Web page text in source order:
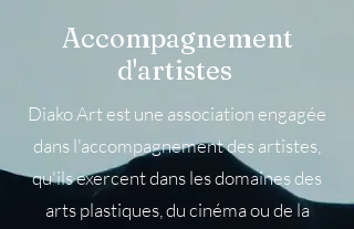
Accompagnement
d'artistes
Diako Art est une association engagée
dans l'accompagnement des artistes,
qu'ils exercent dans les domaines des
arts plastiques, du cinéma ou de la